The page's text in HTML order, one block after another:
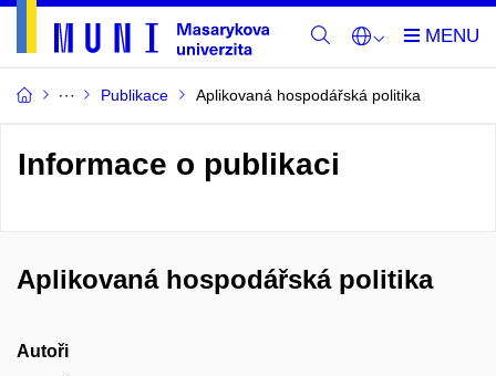
Publikace Aplikovaná hospodářská politika
Informace o publikaci
Aplikovaná hospodářská politika
Autoři